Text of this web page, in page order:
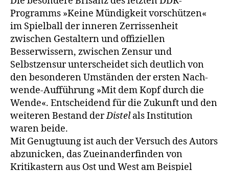
Programms »Keine Mündigkeit vorschützen«
im Spielball der inneren Zerrissenheit
zwischen Gestaltern und offiziellen
Besserwissern, zwischen Zensur und
Selbstzensur unter­scheidet sich deutlich von
den besonderen Umständen der ersten Nach­
wende-Aufführung »Mit dem Kopf durch die
Wende«. Entscheidend für die Zukunft und den
weiteren Bestand derDistelals Institution
waren beide.
Mit Genugtuung ist auch der Versuch des Autors
abzunicken, das Zuein­anderfinden von
Kritikastern aus Ost und West am Beispiel